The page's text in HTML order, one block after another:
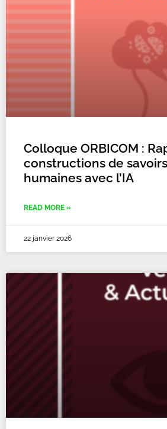
Colloque ORBICOM :
constructions de
humaines avec l’IA
READ MORE »
22 janvier 2026